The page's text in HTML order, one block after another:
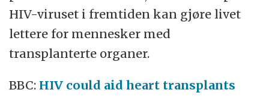
HIV-viruset i fremtiden kan gjøre livet
lettere for mennesker med
transplanterte organer.
BBC: HIV could aid heart transplants